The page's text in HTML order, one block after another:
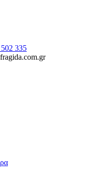
335